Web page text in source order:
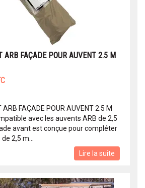
ARB FAÇADE POUR AUVENT 2.5 M
ARB FAÇADE POUR AUVENT 2.5 M
avec les auvents ARB de 2,5
avant est conçue pour compléter
2,5 m...
Lire la suite